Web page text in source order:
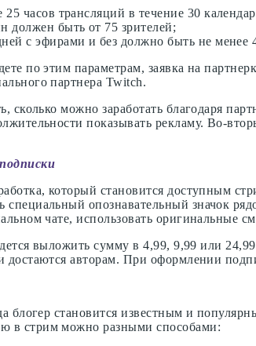
25 часов трансляций в течение 30
должен быть от 75 зрителей;
с эфирами и без должно быть не
по этим параметрам, заявка на
партнера Twitch.
сколько можно заработать благодаря
показывать рекламу. Во-
который становится доступным
специальный опознавательный значок
чате, использовать оригинальные
выложить сумму в 4,99, 9,99 или
достаются авторам. При оформлении
блогер становится известным и
в стрим можно разными способами: